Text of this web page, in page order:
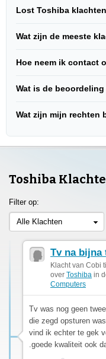
Lost Toshiba
Wat zijn de meeste
Hoe neem ik contact
Wat is de
Wat zijn mijn rechten
Toshiba
Filter op:
Alle Klachten
Tv na bijna
Klacht van Cobi
over Toshiba in
Computers
Tv was nog geen
die zegd opsturen
vind ik echter te gek
.goede kwaliteit ook